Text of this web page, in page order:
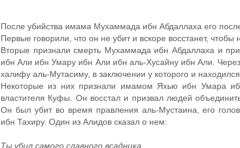
После убийства имама Мухаммада ибн Абдаллаха его
Первые говорили, что он не убит и вскоре восстанет,
Вторые признали смерть Мухаммада ибн Абдаллаха и
ибн Али ибн Умару ибн Али ибн аль-Хусайну ибн Али.
халифу аль-Мутасиму, в заключении у которого и
Некоторые из них признали имамом Яхью ибн Умара
властителя Куфы. Он восстал и призвал людей
Он был убит во время правления аль-Мустаина, его
ибн Тахиру. Один из Алидов сказал о нем:
Ты убил самого славного всадника.